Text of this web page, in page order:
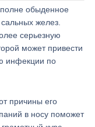
обыденное
желез.
серьезную
может привести
инфекции по
причины его
в носу поможет